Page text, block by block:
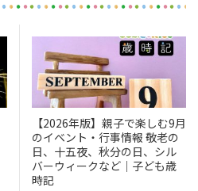
【2026年版】親子で楽しむ9月
のイベント・行事情報 敬老の
日、十五夜、秋分の日、シル
バーウィークなど｜子ども歳
時記